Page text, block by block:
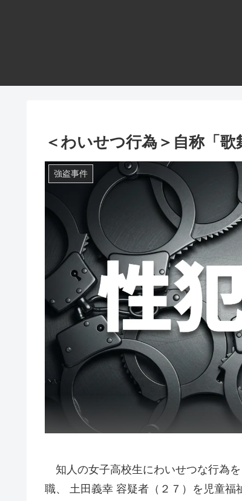
＜わいせつ行為＞自称「
強盗事件
知人の女子高校生にわいせつな行為
職、 土田義幸 容疑者（２７）を児童